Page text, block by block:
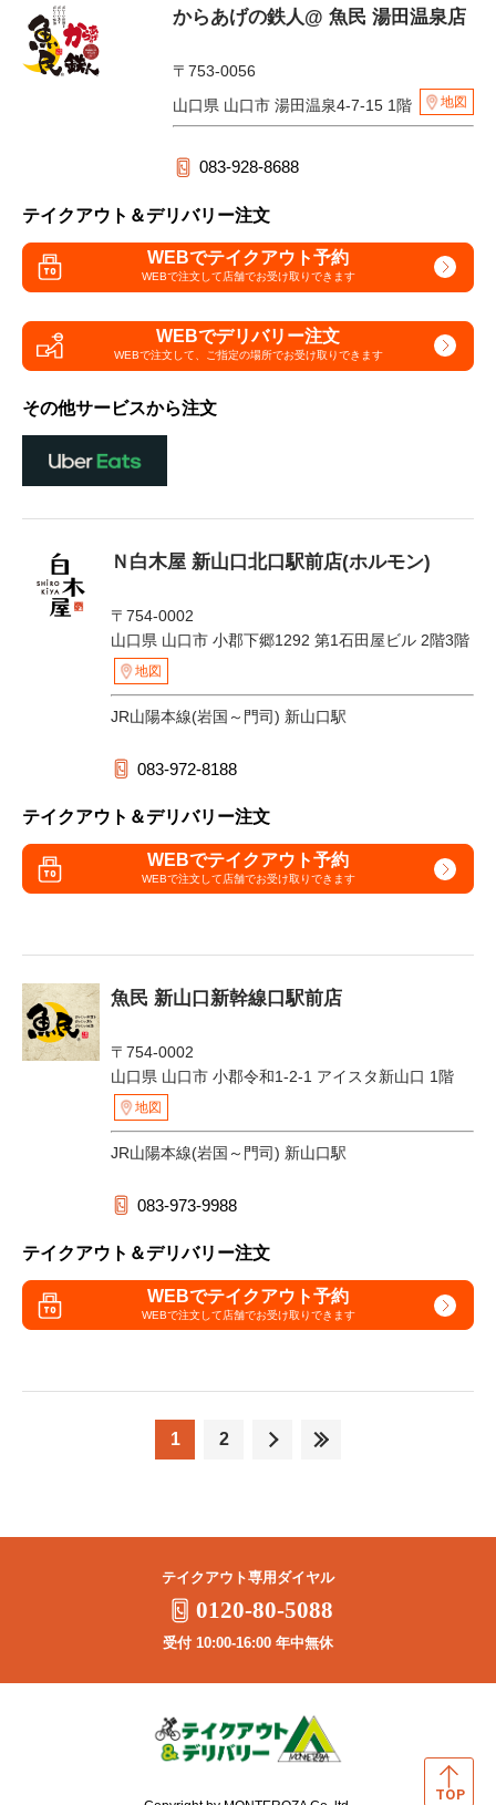
からあげの鉄人@ 魚民 湯田温泉店
〒753-0056
山口県 山口市 湯田温泉4-7-15 1階
地図
083-928-8688
テイクアウト＆デリバリー注文
WEBでテイクアウト予約
WEBで注文して店舗でお受け取りできます
WEBでデリバリー注文
WEBで注文して、 ご指定の場所でお受け取りできます
その他サービスから注文
Ｎ白木屋 新山口北口駅前店(ホルモン)
〒754-0002
山口県 山口市 小郡下郷1292 第1石田屋ビル 2階3階
地図
JR山陽本線(岩国～門司) 新山口駅
083-972-8188
テイクアウト＆デリバリー注文
WEBでテイクアウト予約
WEBで注文して店舗でお受け取りできます
魚民 新山口新幹線口駅前店
〒754-0002
山口県 山口市 小郡令和1-2-1 アイスタ新山口 1階
地図
JR山陽本線(岩国～門司) 新山口駅
083-973-9988
テイクアウト＆デリバリー注文
WEBでテイクアウト予約
WEBで注文して店舗でお受け取りできます
1 2
テイクアウト専用ダイヤル
0120-80-5088
受付 10:00-16:00 年中無休